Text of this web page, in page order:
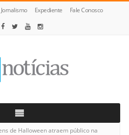
Expediente Fale Conosco
de Halloween atraem público na